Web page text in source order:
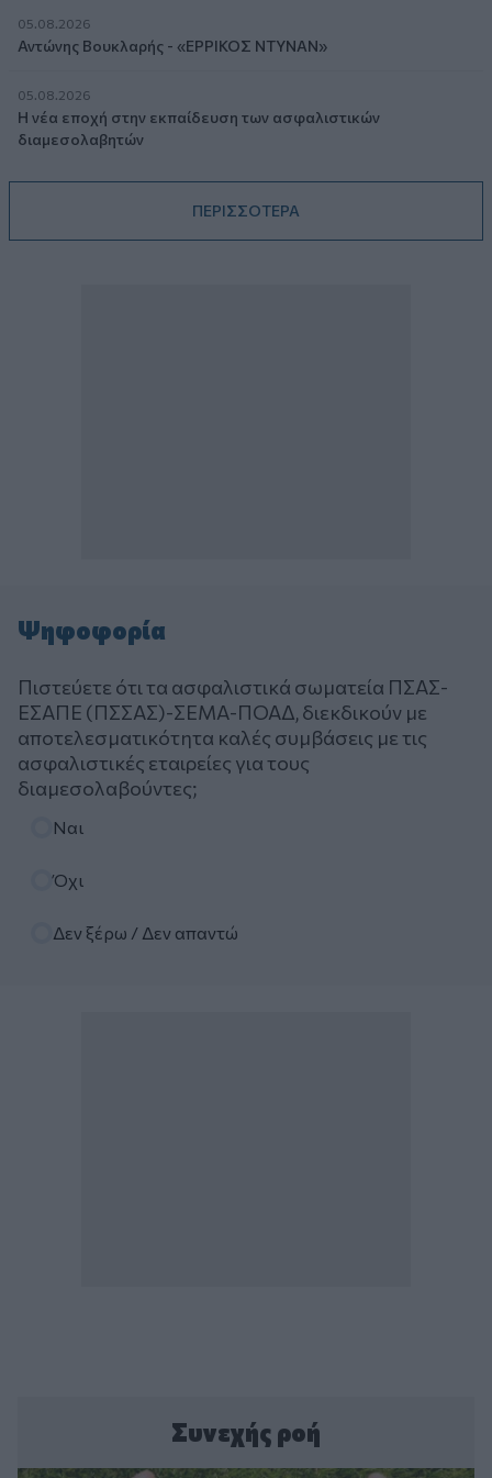
05.08.2026
Αντώνης Βουκλαρής - «ΕΡΡΙΚΟΣ ΝΤΥΝΑΝ»
05.08.2026
Η νέα εποχή στην εκπαίδευση των ασφαλιστικών
διαμεσολαβητών
ΠΕΡΙΣΣΟΤΕΡΑ
Ψηφοφορία
Πιστεύετε ότι τα ασφαλιστικά σωματεία ΠΣΑΣ-
ΕΣΑΠΕ (ΠΣΣΑΣ)-ΣΕΜΑ-ΠΟΑΔ, διεκδικούν με
αποτελεσματικότητα καλές συμβάσεις με τις
ασφαλιστικές εταιρείες για τους
διαμεσολαβούντες;
Ναι
Όχι
Δεν ξέρω / Δεν απαντώ
Συνεχής ροή